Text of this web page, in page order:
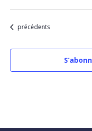
Évènements
précédents